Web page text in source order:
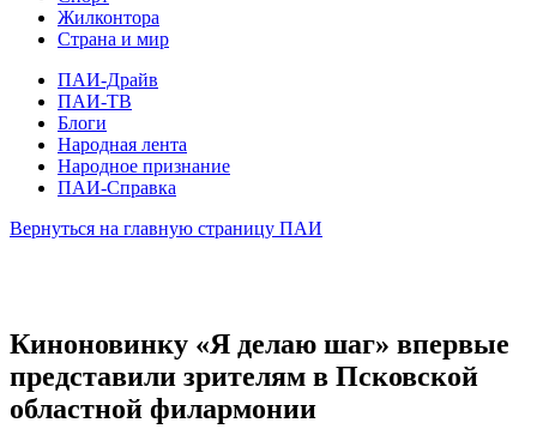
Жилконтора
Страна и мир
ПАИ-Драйв
ПАИ-ТВ
Блоги
Народная лента
Народное признание
ПАИ-Справка
Вернуться на главную страницу ПАИ
Киноновинку «Я делаю шаг» впервые
представили зрителям в Псковской
областной филармонии